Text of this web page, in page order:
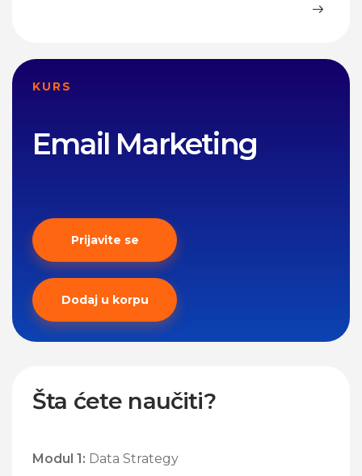
Šta ćete naučiti?
Modul 1: Data Strategy
KURS
Email Marketing
Prijavite se
Dodaj u korpu